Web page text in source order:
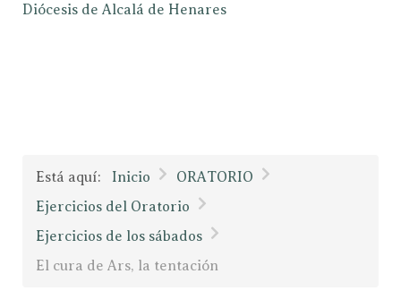
Diócesis de Alcalá de Henares
Está aquí: Inicio
ORATORIO
Ejercicios del Oratorio
Ejercicios de los sábados
El cura de Ars, la tentación